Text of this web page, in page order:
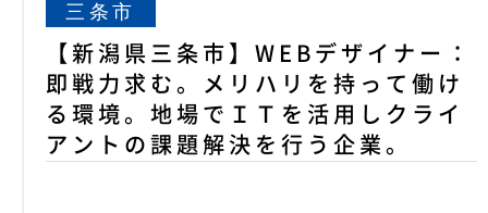
三条市
【新潟県三条市】WEBデザイナー：
即戦力求む。メリハリを持って働け
る環境。地場でＩＴを活用しクライ
アントの課題解決を行う企業。